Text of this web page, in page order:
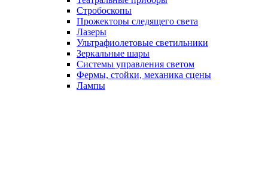
Стробоскопы
Прожекторы следящего света
Лазеры
Ультрафиолетовые светильники
Зеркальные шары
Системы управления светом
Фермы, стойки, механика сцены
Лампы